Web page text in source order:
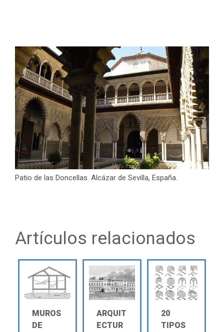
Patio de las Doncellas. Alcázar de Sevilla, España.
Artículos relacionados
MUROS
DE
ARQUIT
ECTUR
20
TIPOS